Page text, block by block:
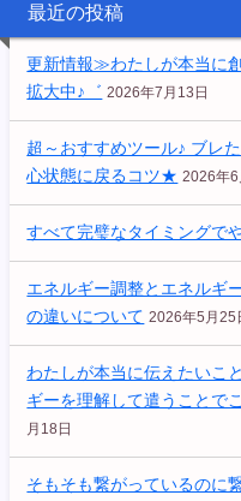
最近の投稿
更新情報≫わたしが本当に
拡大中♪゛ 2026年7月13日
超～おすすめツール♪ ブレ
心状態に戻るコツ★ 2026年6
すべて完璧なタイミングで
エネルギー調整とエネルギ
の違いについて 2026年5月25
わたしが本当に伝えたいこ
ギーを理解して遣うことで
月18日
そもそも繋がっているのに